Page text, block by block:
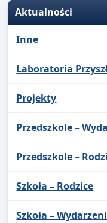
Aktualności
Inne
Laboratoria
Projekty
Przedszkole –
Przedszkole –
Szkoła – Rodzice
Szkoła –